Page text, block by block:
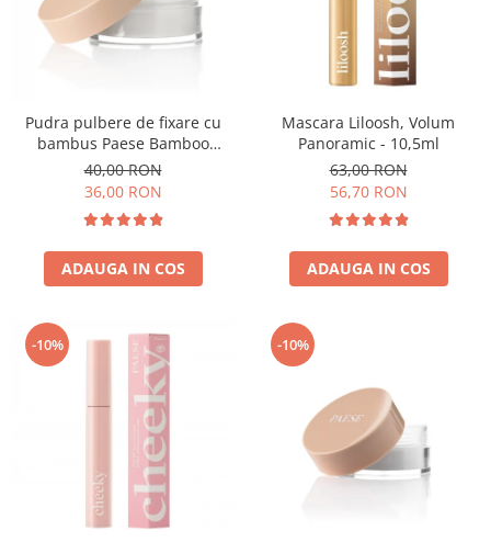
Pudra pulbere de fixare cu
bambus Paese Bamboo
Powder - 5g
40,00 RON
36,00 RON
ADAUGA IN COS
Mascara Liloosh, Volum
Panoramic - 10,5ml
63,00 RON
56,70 RON
ADAUGA IN COS
-10% -10%